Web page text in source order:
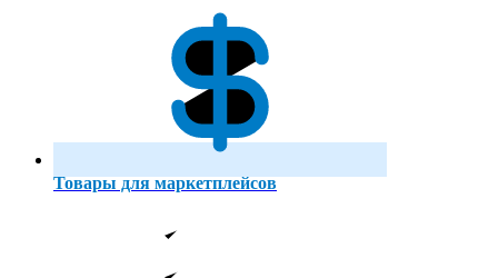
Товары для маркетплейсов